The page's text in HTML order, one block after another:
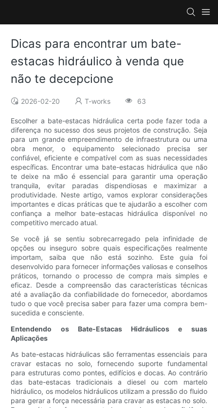
Dicas para encontrar um bate-
estacas hidráulico à venda que
não te decepcione
2026-02-20 T-works 63
Escolher a bate-estacas hidráulica certa pode fazer toda a
diferença no sucesso dos seus projetos de construção. Seja
para um grande empreendimento de infraestrutura ou uma
obra menor, o equipamento selecionado precisa ser
confiável, eficiente e compatível com as suas necessidades
específicas. Encontrar uma bate-estacas hidráulica que não
te deixe na mão é essencial para garantir uma operação
tranquila, evitar paradas dispendiosas e maximizar a
produtividade. Neste artigo, vamos explorar considerações
importantes e dicas práticas que te ajudarão a escolher com
confiança a melhor bate-estacas hidráulica disponível no
competitivo mercado atual.
Se você já se sentiu sobrecarregado pela infinidade de
opções ou inseguro sobre quais especificações realmente
importam, saiba que não está sozinho. Este guia foi
desenvolvido para fornecer informações valiosas e conselhos
práticos, tornando o processo de compra mais simples e
eficaz. Desde a compreensão das características técnicas
até a avaliação da confiabilidade do fornecedor, abordamos
tudo o que você precisa saber para fazer uma compra bem-
sucedida e consciente.
Entendendo os Bate-Estacas Hidráulicos e suas
Aplicações
As bate-estacas hidráulicas são ferramentas essenciais para
cravar estacas no solo, fornecendo suporte fundamental
para estruturas como pontes, edifícios e docas. Ao contrário
das bate-estacas tradicionais a diesel ou com martelo
hidráulico, os modelos hidráulicos utilizam a pressão do fluido
para gerar a força necessária para cravar as estacas no solo.